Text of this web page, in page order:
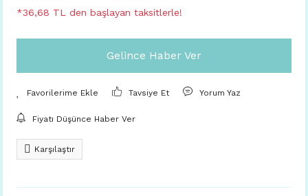
*36,68 TL den başlayan taksitlerle!
Gelince Haber Ver
Tavsiye Et Yorum Yaz
Fiyatı Düşünce Haber Ver
Karşılaştır